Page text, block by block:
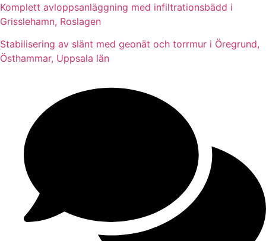
Komplett avloppsanläggning med infiltrationsbädd i
Grisslehamn, Roslagen
Stabilisering av slänt med geonät och torrmur i Öregrund,
Östhammar, Uppsala län